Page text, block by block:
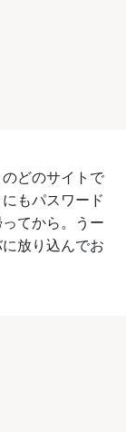
どのサイトで
もパスワード
てから。うー
放り込んでお